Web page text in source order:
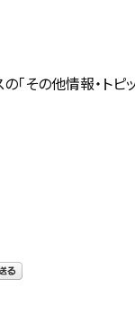
「その他情報・トピ